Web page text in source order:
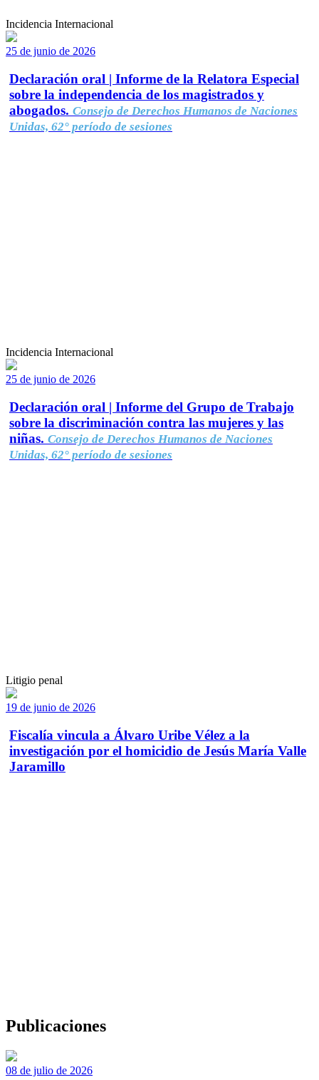
Incidencia Internacional
25 de junio de 2026
Declaración oral | Informe de la Relatora Especial
sobre la independencia de los magistrados y
abogados. Consejo de Derechos Humanos de Naciones
Unidas, 62° período de sesiones
Incidencia Internacional
25 de junio de 2026
Declaración oral | Informe del Grupo de Trabajo
sobre la discriminación contra las mujeres y las
niñas. Consejo de Derechos Humanos de Naciones
Unidas, 62° período de sesiones
Litigio penal
19 de junio de 2026
Fiscalía vincula a Álvaro Uribe Vélez a la
investigación por el homicidio de Jesús María Valle
Jaramillo
Publicaciones
08 de julio de 2026